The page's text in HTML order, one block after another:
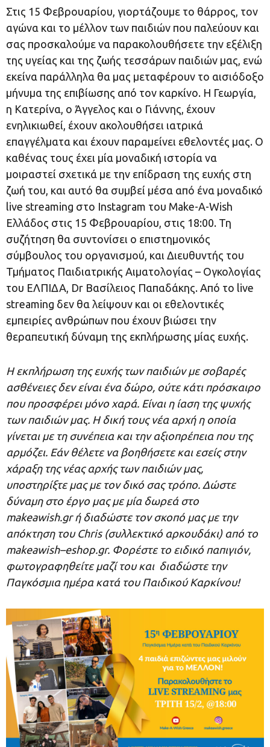
Στις 15 Φεβρουαρίου, γιορτάζουμε το θάρρος, τον
αγώνα και το μέλλον των παιδιών που παλεύουν και
σας προσκαλούμε να παρακολουθήσετε την εξέλιξη
της υγείας και της ζωής τεσσάρων παιδιών μας, ενώ
εκείνα παράλληλα θα μας μεταφέρουν το αισιόδοξο
μήνυμα της επιβίωσης από τον καρκίνο. Η Γεωργία,
η Κατερίνα, ο Άγγελος και ο Γιάννης, έχουν
ενηλικιωθεί, έχουν ακολουθήσει ιατρικά
επαγγέλματα και έχουν παραμείνει εθελοντές μας. Ο
καθένας τους έχει μία μοναδική ιστορία να
μοιραστεί σχετικά με την επίδραση της ευχής στη
ζωή του, και αυτό θα συμβεί μέσα από ένα μοναδικό
live streaming στο Instagram του Make-A-Wish
Ελλάδος στις 15 Φεβρουαρίου, στις 18:00. Τη
συζήτηση θα συντονίσει ο επιστημονικός
σύμβουλος του οργανισμού, και Διευθυντής του
Τμήματος Παιδιατρικής Αιματολογίας – Ογκολογίας
του ΕΛΠΙΔΑ, Dr Βασίλειος Παπαδάκης. Από το live
streaming δεν θα λείψουν και οι εθελοντικές
εμπειρίες ανθρώπων που έχουν βιώσει την
θεραπευτική δύναμη της εκπλήρωσης μίας ευχής.
Η εκπλήρωση της ευχής των παιδιών με σοβαρές
ασθένειες δεν είναι ένα δώρο, ούτε κάτι πρόσκαιρο
που προσφέρει μόνο χαρά. Είναι η ίαση της ψυχής
των παιδιών μας. Η δική τους νέα αρχή η οποία
γίνεται με τη συνέπεια και την αξιοπρέπεια που της
αρμόζει. Εάν θέλετε να βοηθήσετε και εσείς στην
χάραξη της νέας αρχής των παιδιών μας,
υποστηρίξτε μας με τον δικό σας τρόπο. Δώστε
δύναμη στο έργο μας με μία δωρεά στο
makeawish.gr ή διαδώστε τον σκοπό μας με την
απόκτηση του Chris (συλλεκτικό αρκουδάκι) από το
makeawish–eshop.gr. Φορέστε το ειδικό παπιγιόν,
φωτογραφηθείτε μαζί του και διαδώστε την
Παγκόσμια ημέρα κατά του Παιδικού Καρκίνου!